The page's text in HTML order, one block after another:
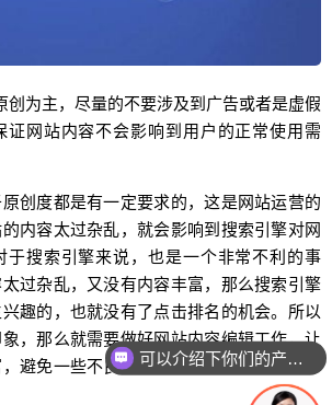
为主，尽量的不要涉及到广告或者是虚假
证网站内容不会影响到用户的正常使用需
度都是有一定要求的，这是网站运营的
内容太过杂乱，就会影响到搜索引擎对网
于搜索引擎来说，也是一个非常不利的事
过杂乱，又没有内容丰富，那么搜索引擎
趣的，也就没有了点击排名的机会。所以
，那么就需要做好网站内容编辑工作，让
避免一些不良的内容对用户产生不良的影
可以介绍下你们的产品么
你们是怎么收费的呢